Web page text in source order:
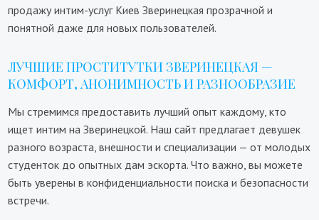
продажу интим-услуг Киев Зверинецкая прозрачной и
понятной даже для новых пользователей.
ЛУЧШИЕ ПРОСТИТУТКИ ЗВЕРИНЕЦКАЯ —
КОМФОРТ, АНОНИМНОСТЬ И РАЗНООБРАЗИЕ
Мы стремимся предоставить лучший опыт каждому, кто
ищет интим на Зверинецкой. Наш сайт предлагает девушек
разного возраста, внешности и специализации — от молодых
студенток до опытных дам эскорта. Что важно, вы можете
быть уверены в конфиденциальности поиска и безопасности
встречи.